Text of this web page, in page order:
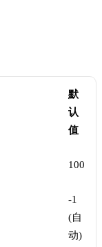
默
认
值
100
-1
(自
动)